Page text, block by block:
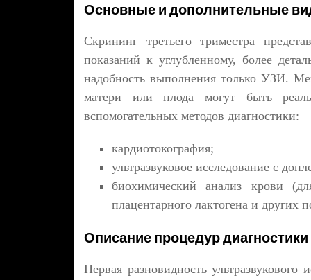
Основные и дополнительные
Скрининг третьего триместра
показаний к углубленному, более
надобность выполнения только УЗИ.
матери или плода могут быть
вспомогательных методов диагностики:
кардиотокография;
ультразвуковое исследование с
биохимический анализ крови
плацентарного лактогена и других
Описание процедур диагностики
Первая разновидность